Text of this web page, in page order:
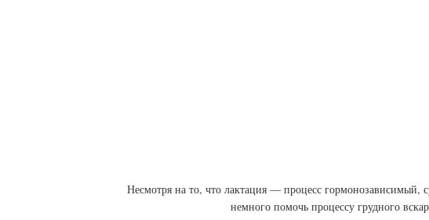
Несмотря на то, что лактация — процесс гормонозависимый,
немного помочь процессу грудного